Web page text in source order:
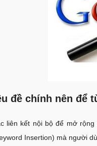
đề chính nên để
liên kết nội bộ để mở
Insertion) mà người